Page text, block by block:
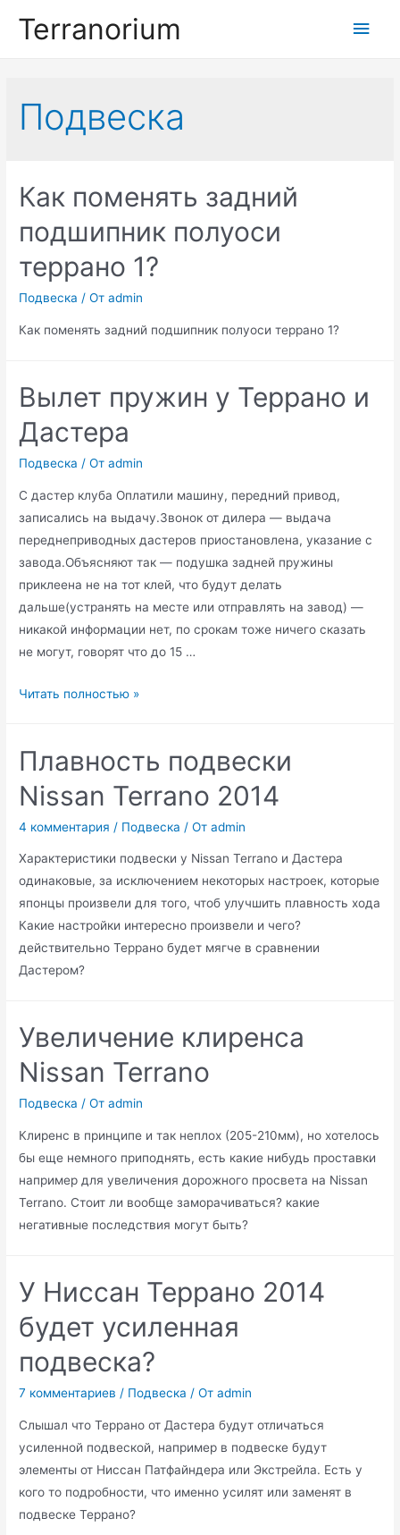
Terranorium
Подвеска
Как поменять задний
подшипник полуоси
террано 1?
Подвеска / От admin
Как поменять задний подшипник полуоси террано 1?
Вылет пружин у Террано и
Дастера
Подвеска / От admin
С дастер клуба Оплатили машину, передний привод,
записались на выдачу.Звонок от дилера — выдача
переднеприводных дастеров приостановлена, указание с
завода.Объясняют так — подушка задней пружины
приклеена не на тот клей, что будут делать
дальше(устранять на месте или отправлять на завод) —
никакой информации нет, по срокам тоже ничего сказать
не могут, говорят что до 15 …
Вылет
Террано
Дастера
Читать полностью »
Плавность подвески
Nissan Terrano 2014
4 комментария / Подвеска / От admin
Характеристики подвески у Nissan Terrano и Дастера
одинаковые, за исключением некоторых настроек, которые
японцы произвели для того, чтоб улучшить плавность хода
Какие настройки интересно произвели и чего?
действительно Террано будет мягче в сравнении
Дастером?
Увеличение клиренса
Nissan Terrano
Подвеска / От admin
Клиренс в принципе и так неплох (205-210мм), но хотелось
бы еще немного приподнять, есть какие нибудь проставки
например для увеличения дорожного просвета на Nissan
Terrano. Стоит ли вообще заморачиваться? какие
негативные последствия могут быть?
У Ниссан Террано 2014
будет усиленная
подвеска?
7 комментариев / Подвеска / От admin
Слышал что Террано от Дастера будут отличаться
усиленной подвеской, например в подвеске будут
элементы от Ниссан Патфайндера или Экстрейла. Есть у
кого то подробности, что именно усилят или заменят в
подвеске Террано?